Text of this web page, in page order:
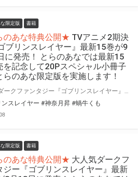
限定版 書籍
あな特典公開★ TVアニメ2期決
ブリンスレイヤー』最新15巻が9
に発売！ とらのあなでは最新15
を記念して20Pスペシャル小冊子
らのあな限定版を実施します！
スレイヤー #神奈月昇 #蝸牛くも
限定版 書籍
あな特典公開★ 大人気ダークフ
ジー『ゴブリンスレイヤー』最新